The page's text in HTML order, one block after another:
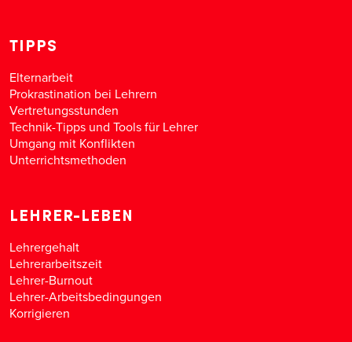
TIPPS
Elternarbeit
Prokrastination bei Lehrern
Vertretungsstunden
Technik-Tipps und Tools für Lehrer
Umgang mit Konflikten
Unterrichtsmethoden
LEHRER-LEBEN
Lehrergehalt
Lehrerarbeitszeit
Lehrer-Burnout
Lehrer-Arbeitsbedingungen
Korrigieren